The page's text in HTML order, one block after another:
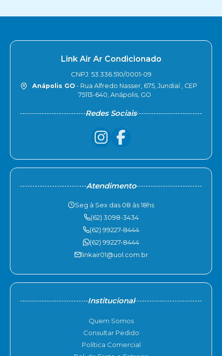
Link Air Ar Condicionado
CNPJ: 53.336.510/0001-09
Anápolis GO- Rua Alfredo Nasser, 675, Jundiaí , CEP
75113-640, Anápolis, GO
Redes Sociais
Atendimento
Seg à Sex das 08 às 18hs
(62) 3098-3434
(62) 99227-8444
(62) 99227-8444
linkair01@uol.com.br
Institucional
Quem Somos
Consultar Pedido
Política Comercial